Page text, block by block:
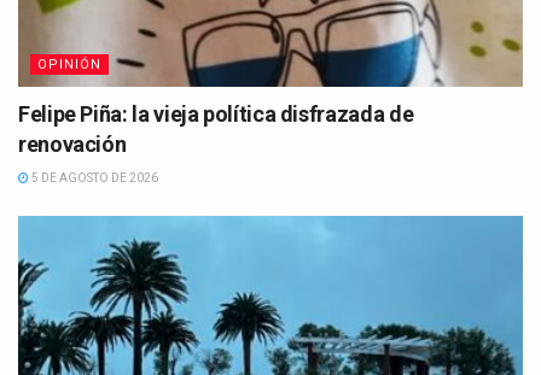
OPINIÓN
Felipe Piña: la vieja política disfrazada de
renovación
5 DE AGOSTO DE 2026